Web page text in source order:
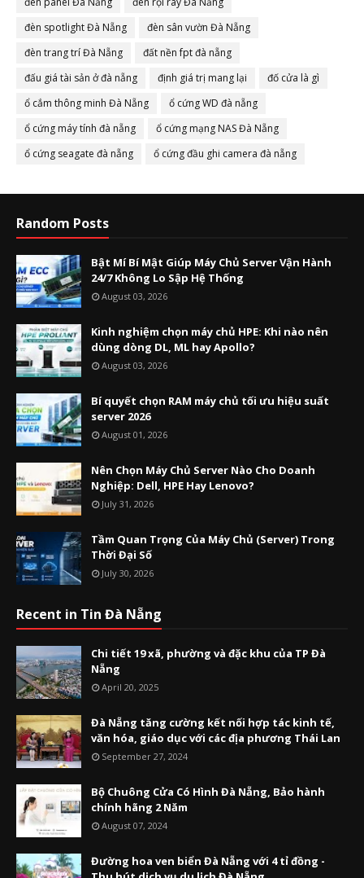
đèn spotlight Đà Nẵng
đèn sân vườn Đà Nẵng
đèn trang trí Đà Nẵng
đất nền fpt đà nẵng
đấu giá tài sản ở đà nẵng
định giá trị mang lại
đố cửa là gì
ổ cắm thông minh Đà Nẵng
ổ cứng WD đà nẵng
ổ cứng máy tính đà nẵng
ổ cứng mạng NAS Đà Nẵng
ổ cứng seagate đà nẵng
ổ cứng đầu ghi camera đà nẵng
Random Posts
Bật Mí Bí Mật Giúp Máy Chủ Server Vận Hành
24/7 Không Lo Sập Hệ Thống
August 03, 2026
Kinh nghiệm chọn máy chủ HPE: Khi nào nên
dùng dòng DL, ML hay Apollo?
August 03, 2026
Bí quyết chọn RAM máy chủ tối ưu hiệu suất
server 2026
August 01, 2026
Nên Chọn Máy Chủ Server Nào Cho Doanh
Nghiệp: Dell, HPE Hay Lenovo?
July 31, 2026
Tầm Quan Trọng Của Máy Chủ (Server) Trong
Thời Đại Số
July 30, 2026
Recent in Tin Đà Nẵng
Chi tiết 19 xã, phường và đặc khu của TP Đà
Nẵng
April 20, 2025
Đà Nẵng tăng cường kết nối hợp tác kinh tế,
văn hóa, giáo dục với các địa phương Thái Lan
September 27, 2024
Bộ Chuông Cửa Có Hình Đà Nẵng, Bảo hành
chính hãng 2 Năm
August 07, 2024
Đường hoa ven biển Đà Nẵng với 4 tỉ đồng -